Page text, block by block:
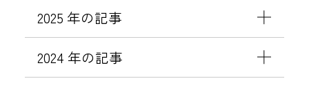
2025 年の記事
2024 年の記事